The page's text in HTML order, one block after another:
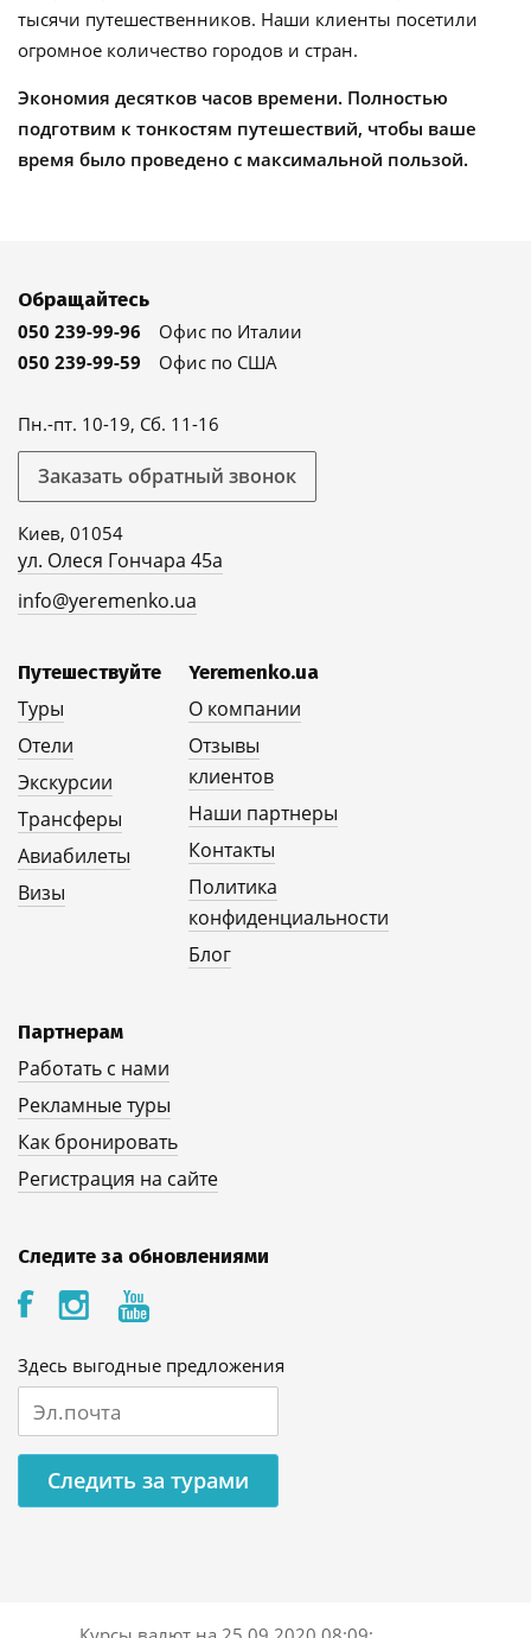
тысячи путешественников. Наши клиенты посетили
огромное количество городов и стран.
Экономия десятков часов времени. Полностью
подготвим к тонкостям путешествий, чтобы ваше
время было проведено с максимальной пользой.
Обращайтесь
050 239-99-96
Офис по Италии
050 239-99-59
Офис по США
Пн.-пт. 10-19, Сб. 11-16
Заказать обратный звонок
Киев, 01054
ул. Олеся Гончара 45а
info@yeremenko.ua
Путешествуйте
Туры
Отели
Экскурсии
Трансферы
Авиабилеты
Визы
Yeremenko.ua
О компании
Отзывы
клиентов
Наши партнеры
Контакты
Политика
конфиденциальности
Блог
Партнерам
Работать с нами
Рекламные туры
Как бронировать
Регистрация на сайте
Следите за обновлениями
Здесь выгодные предложения
Следить за турами